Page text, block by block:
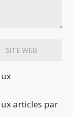
articles par